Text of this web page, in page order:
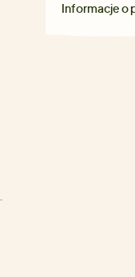
Informacje o